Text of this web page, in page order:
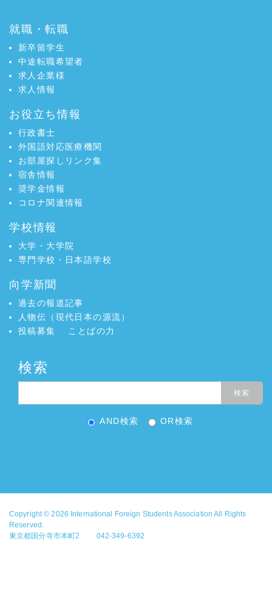
ェ
ア
ア
就職・転職
新卒留学生
中途転職希望者
求人企業様
求人情報
お役立ち情報
行政書士
外国語対応医療機関
お部屋探しリンク集
宿舎情報
奨学金情報
コロナ関連情報
学校情報
大学・大学院
専門学校・日本語学校
向学新聞
過去の報道記事
人物伝（現代日本の源流）
投稿募集
ことばの力
検索
AND検索 OR検索
Copyright © 2026 International Foreign Students Association All Rights
Reserved.
東京都国分寺市本町2 042-349-6392